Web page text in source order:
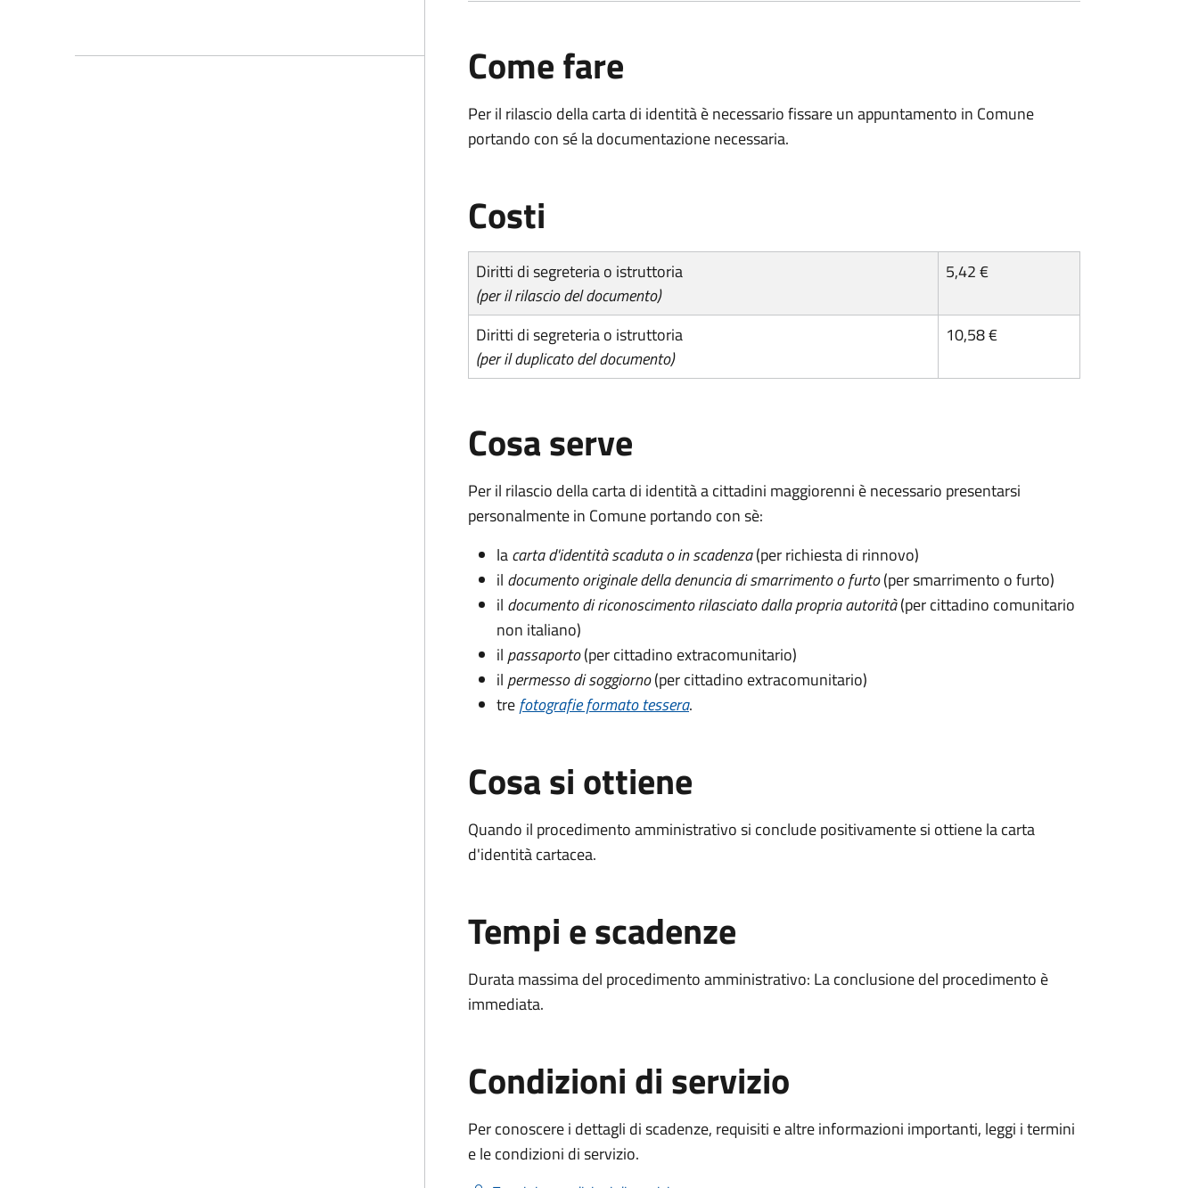
Come fare
Per il rilascio della carta di identità è necessario fissare un appuntamento in Comune
portando con sé la documentazione necessaria.
Costi
Diritti di segreteria o istruttoria
(per il rilascio del documento)
5,42 €
Diritti di segreteria o istruttoria
(per il duplicato del documento)
10,58 €
Cosa serve
Per il rilascio della carta di identità a cittadini maggiorenni è necessario presentarsi
personalmente in Comune portando con sè:
lacarta d'identità scaduta o in scadenza(per richiesta di rinnovo)
il documento originale della denuncia di smarrimento o furto(per smarrimento o furto)
il documento di riconoscimento rilasciato dalla propria autorità(per cittadino comunitario
non italiano)
il passaporto(per cittadino extracomunitario)
il permesso di soggiorno(per cittadino extracomunitario)
trefotografie formato tessera.
Cosa si ottiene
Quando il procedimento amministrativo si conclude positivamente si ottiene la carta
d'identità cartacea.
Tempi e scadenze
Durata massima del procedimento amministrativo: La conclusione del procedimento è
immediata.
Condizioni di servizio
Per conoscere i dettagli di scadenze, requisiti e altre informazioni importanti, leggi i termini
e le condizioni di servizio.